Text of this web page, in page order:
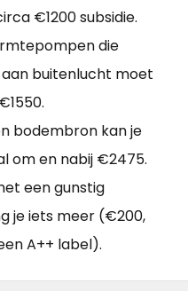
€1200 subsidie.
die
buitenlucht moet
bodembron kan je
om en nabij €2475.
een gunstig
je iets meer (€200,
A++ label).